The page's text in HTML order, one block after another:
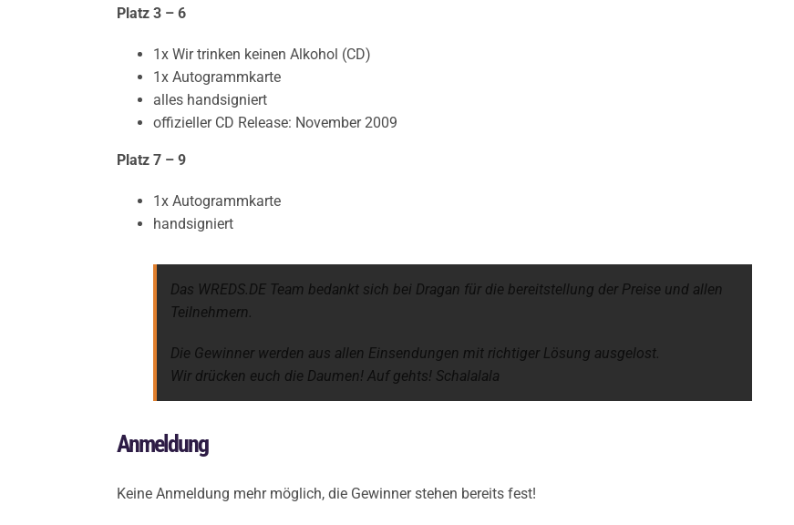
Platz 3 – 6
1x Wir trinken keinen Alkohol (CD)
1x Autogrammkarte
alles handsigniert
offizieller CD Release: November 2009
Platz 7 – 9
1x Autogrammkarte
handsigniert
Das WREDS.DE Team bedankt sich bei Dragan für die bereitstellung der Preise und allen
Teilnehmern.
Die Gewinner werden aus allen Einsendungen mit richtiger Lösung ausgelost.
Wir drücken euch die Daumen! Auf gehts! Schalalala
Anmeldung
Keine Anmeldung mehr möglich, die Gewinner stehen bereits fest!